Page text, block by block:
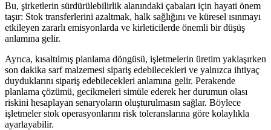
Bu, şirketlerin sürdürülebilirlik alanındaki çabaları için hayati önem
taşır: Stok transferlerini azaltmak, halk sağlığını ve küresel ısınmayı
etkileyen zararlı emisyonlarda ve kirleticilerde önemli bir düşüş
anlamına gelir.
Ayrıca, kısaltılmış planlama döngüsü, işletmelerin üretim yaklaşırken
son dakika sarf malzemesi sipariş edebilecekleri ve yalnızca ihtiyaç
duyduklarını sipariş edebilecekleri anlamına gelir. Perakende
planlama çözümü, gecikmeleri simüle ederek her durumun olası
riskini hesaplayan senaryoların oluşturulmasın sağlar. Böylece
işletmeler stok operasyonlarını risk toleranslarına göre kolaylıkla
ayarlayabilir.